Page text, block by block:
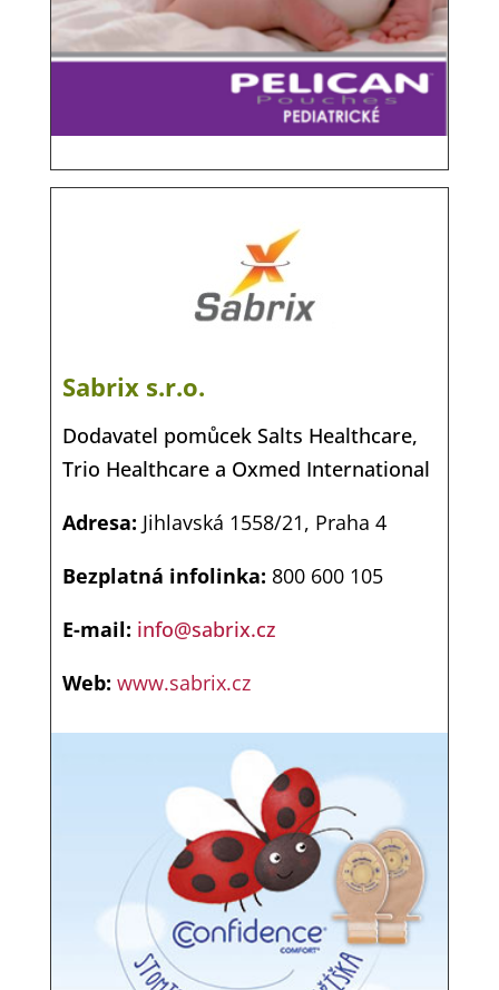
Sabrix s.r.o.
Dodavatel pomůcek Salts Healthcare,
Trio Healthcare a Oxmed International
Adresa: Jihlavská 1558/21, Praha 4
Bezplatná infolinka: 800 600 105
E-mail: info@sabrix.cz
Web: www.sabrix.cz